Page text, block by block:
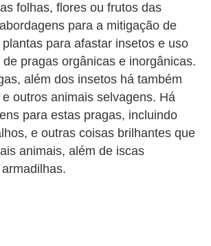
folhas, flores ou frutos das
para a mitigação de
para afastar insetos e uso
pragas orgânicas e inorgânicas.
além dos insetos há também
outros animais selvagens. Há
para estas pragas, incluindo
e outras coisas brilhantes que
animais, além de iscas